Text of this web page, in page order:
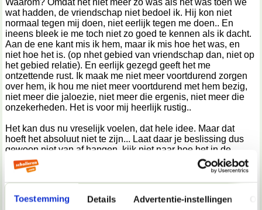
Toestemming Details Advertentie-instellingen
Waarom? Omdat het niet meer zo was als het was toen we
wat hadden, de vriendschap niet bedoel ik. Hij kon niet
normaal tegen mij doen, niet eerlijk tegen me doen.. En
ineens bleek ie me toch niet zo goed te kennen als ik dacht.
Aan de ene kant mis ik hem, maar ik mis hoe het was, en
niet hoe het is. (op nhet gebied van vriendschap dan, niet op
het gebied relatie). En eerlijk gezegd geeft het me
ontzettende rust. Ik maak me niet meer voortdurend zorgen
over hem, ik hou me niet meer voortdurend met hem bezig,
niet meer die jaloezie, niet meer die ergenis, niet meer die
onzekerheden. Het is voor mij heerlijk rustig..
Het kan dus nu vreselijk voelen, dat hele idee. Maar dat
hoeft het absoluut niet te zijn... Laat daar je beslissing dus
gewoon niet van af hangen, kijk niet naar hoe het in de
toekomst eventueel zal gaan. Maar hoe het nu gaat en wat je
daarmee wel en niet wil. Wat de toekomst brengt is het
volgende verhaal weer..